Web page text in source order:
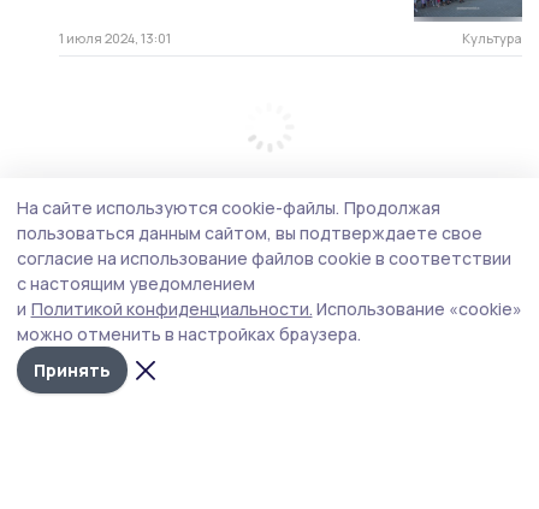
1 июля 2024, 13:01 Культура
На сайте используются cookie-файлы. Продолжая
пользоваться данным сайтом, вы подтверждаете свое
согласие на использование файлов cookie в соответствии
с настоящим уведомлением
и Политикой конфиденциальности. Использование «cookie»
можно отменить в настройках браузера.
Принять